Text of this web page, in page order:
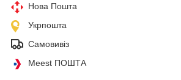
Нова Пошта
Укрпошта
Самовивіз
Meest ПОШТА